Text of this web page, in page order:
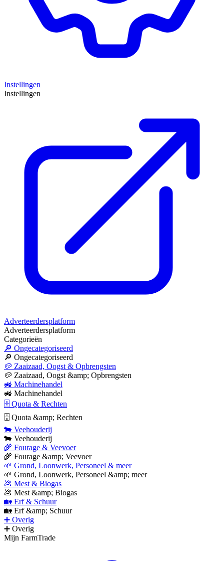
Instellingen
Instellingen
Adverteerdersplatform
Adverteerdersplatform
Categorieën
🔎 Ongecategoriseerd
🔎 Ongecategoriseerd
🥔 Zaaizaad, Oogst & Opbrengsten
🥔 Zaaizaad, Oogst &amp; Opbrengsten
🚜 Machinehandel
🚜 Machinehandel
🗄 Quota & Rechten
🗄 Quota &amp; Rechten
🐄 Veehouderij
🐄 Veehouderij
🌾 Fourage & Veevoer
🌾 Fourage &amp; Veevoer
🌱 Grond, Loonwerk, Personeel & meer
🌱 Grond, Loonwerk, Personeel &amp; meer
💩 Mest & Biogas
💩 Mest &amp; Biogas
🏡 Erf & Schuur
🏡 Erf &amp; Schuur
➕ Overig
➕ Overig
Mijn FarmTrade